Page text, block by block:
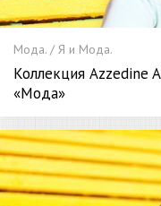
Мода. / Я и Мода.
Коллекция Azzedine
«Мода»